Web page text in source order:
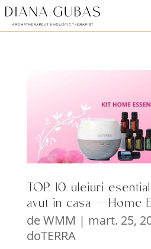
TOP 10 uleiuri
avut in casa – Home
deWMM | mart. 25,
doTERRA